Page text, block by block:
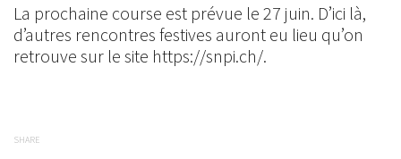
La prochaine course est prévue le 27 juin. D’ici là,
d’autres rencontres festives auront eu lieu qu’on
retrouve sur le site https://snpi.ch/.
SHARE